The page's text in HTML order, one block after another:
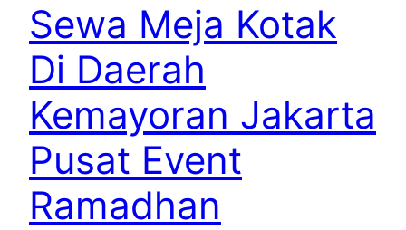
Sewa Meja Kotak
Di Daerah
Kemayoran Jakarta
Pusat Event
Ramadhan